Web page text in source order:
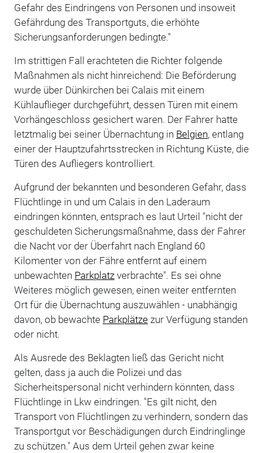
Gefahr des Eindringens von Personen und insoweit
Gefährdung des Transportguts, die erhöhte
Sicherungsanforderungen bedingte."
Im strittigen Fall erachteten die Richter folgende
Maßnahmen als nicht hinreichend: Die Beförderung
wurde über Dünkirchen bei Calais mit einem
Kühlauflieger durchgeführt, dessen Türen mit einem
Vorhängeschloss gesichert waren. Der Fahrer hatte
letztmalig bei seiner Übernachtung in Belgien, entlang
einer der Hauptzufahrtsstrecken in Richtung Küste, die
Türen des Aufliegers kontrolliert.
Aufgrund der bekannten und besonderen Gefahr, dass
Flüchtlinge in und um Calais in den Laderaum
eindringen könnten, entsprach es laut Urteil "nicht der
geschuldeten Sicherungsmaßnahme, dass der Fahrer
die Nacht vor der Überfahrt nach England 60
Kilomenter von der Fähre entfernt auf einem
unbewachten Parkplatzverbrachte". Es sei ohne
Weiteres möglich gewesen, einen weiter entfernten
Ort für die Übernachtung auszuwählen - unabhängig
davon, ob bewachte Parkplätzezur Verfügung standen
oder nicht.
Als Ausrede des Beklagten ließ das Gericht nicht
gelten, dass ja auch die Polizei und das
Sicherheitspersonal nicht verhindern könnten, dass
Flüchtlinge in Lkw eindringen. "Es gilt nicht, den
Transport von Flüchtlingen zu verhindern, sondern das
Transportgut vor Beschädigungen durch Eindringlinge
zu schützen." Aus dem Urteil gehen zwar keine